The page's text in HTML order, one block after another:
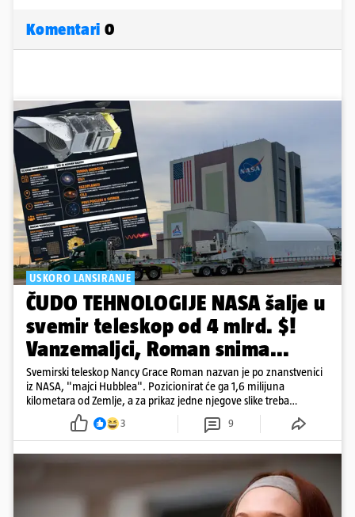
Komentari 0
USKORO LANSIRANJE
ČUDO TEHNOLOGIJE NASA šalje u
svemir teleskop od 4 mlrd. $!
Vanzemaljci, Roman snima...
Svemirski teleskop Nancy Grace Roman nazvan je po znanstvenici
iz NASA, "majci Hubblea". Pozicionirat će ga 1,6 milijuna
kilometara od Zemlje, a za prikaz jedne njegove slike treba
500.000 4K televizora
3 9